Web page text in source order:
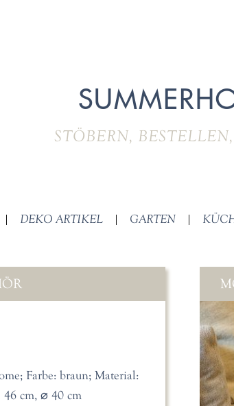
STÖBERN,
| DEKO ARTIKEL | GARTEN |
Farbe: braun; Material:
46 cm, ⌀ 40 cm